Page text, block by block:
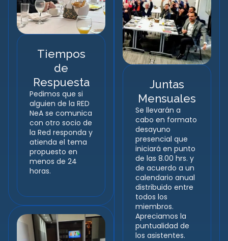
Tiempos
de
Respuesta
Pedimos que si
alguien de la RED
NeA se comunica
con otro socio de
la Red responda y
atienda el tema
propuesto en
menos de 24
horas.
Juntas
Mensuales
Se llevarán a
cabo en formato
desayuno
presencial que
iniciará en punto
de las 8.00 hrs. y
de acuerdo a un
calendario anual
distribuido entre
todos los
miembros.
Apreciamos la
puntualidad de
los asistentes.